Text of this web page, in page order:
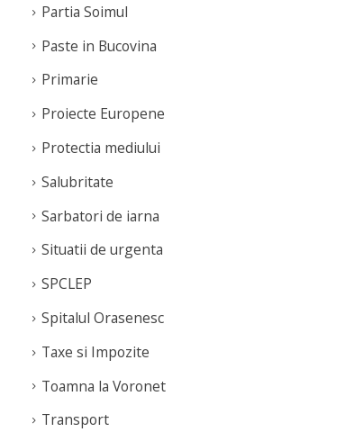
Partia Soimul
Paste in Bucovina
Primarie
Proiecte Europene
Protectia mediului
Salubritate
Sarbatori de iarna
Situatii de urgenta
SPCLEP
Spitalul Orasenesc
Taxe si Impozite
Toamna la Voronet
Transport